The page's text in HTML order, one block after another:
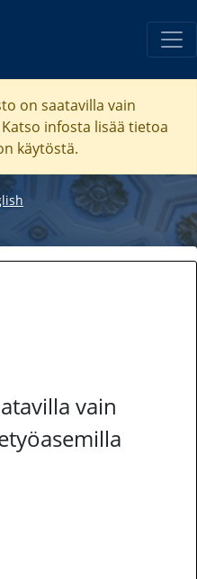
on saatavilla vain
infosta lisää tietoa
käytöstä.
vain